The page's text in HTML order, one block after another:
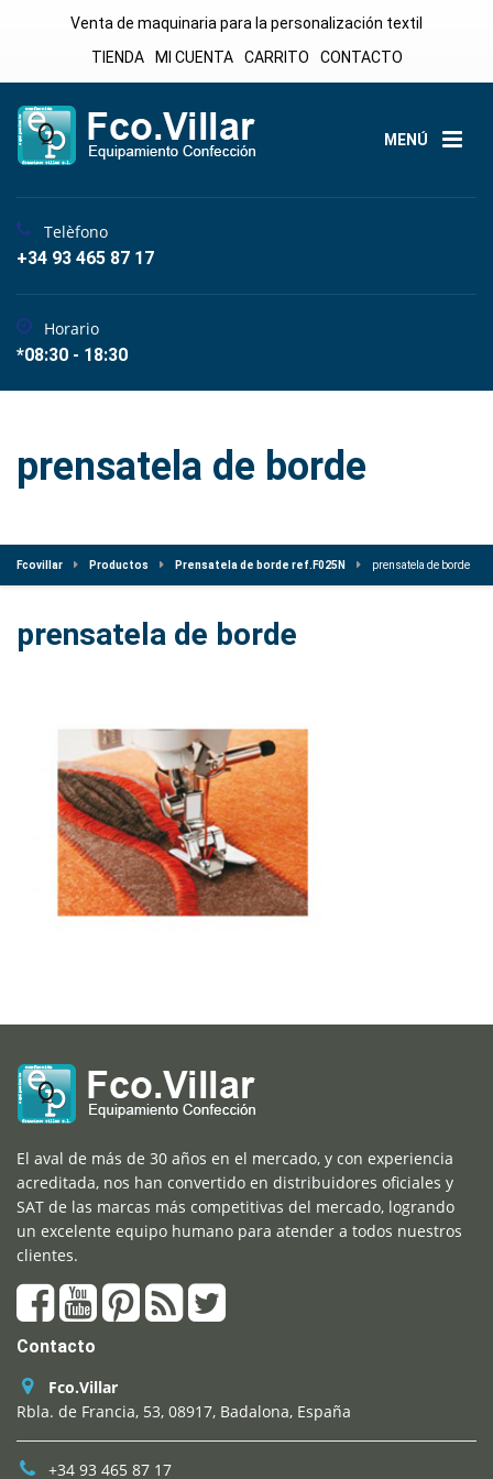
Venta de maquinaria para la personalización textil
TIENDA
MI CUENTA CARRITO CONTACTO
MENÚ
Telèfono
+34 93 465 87 17
Horario
*08:30 - 18:30
prensatela de borde
Fcovillar Productos Prensatela de borde ref.F025N prensatela de borde
prensatela de borde
El aval de más de 30 años en el mercado, y con experiencia
acreditada, nos han convertido en distribuidores oficiales y
SAT de las marcas más competitivas del mercado, logrando
un excelente equipo humano para atender a todos nuestros
clientes.
Contacto
Fco.Villar
Rbla. de Francia, 53, 08917, Badalona, España
+34 93 465 87 17